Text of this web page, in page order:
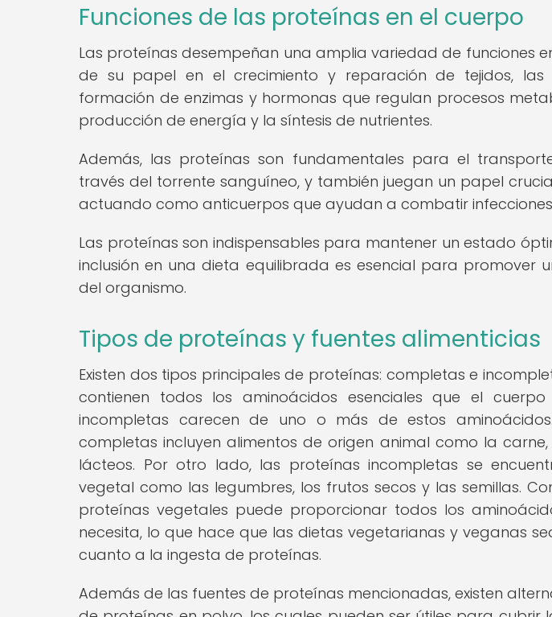
Funciones de las proteínas en el cuerpo
Las proteínas desempeñan una amplia variedad de funciones
de su papel en el crecimiento y reparación de tejidos,
formación de enzimas y hormonas que regulan procesos
producción de energía y la síntesis de nutrientes.
Además, las proteínas son fundamentales para el
través del torrente sanguíneo, y también juegan un papel
actuando como anticuerpos que ayudan a combatir
Las proteínas son indispensables para mantener un estado
inclusión en una dieta equilibrada es esencial para promover
del organismo.
Tipos de proteínas y fuentes alimenticias
Existen dos tipos principales de proteínas: completas e
contienen todos los aminoácidos esenciales que el
incompletas carecen de uno o más de estos
completas incluyen alimentos de origen animal como la
lácteos. Por otro lado, las proteínas incompletas se
vegetal como las legumbres, los frutos secos y las semillas.
proteínas vegetales puede proporcionar todos los
necesita, lo que hace que las dietas vegetarianas y veganas
cuanto a la ingesta de proteínas.
Además de las fuentes de proteínas mencionadas, existen